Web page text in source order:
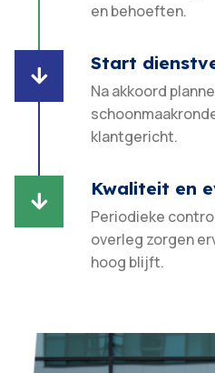
en behoeften.​

Start
Na akkoord
klantgericht.​

Kwaliteit en
Periodieke
overleg zorgen
hoog blijft.​